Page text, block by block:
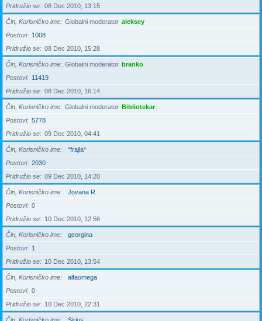
Pridružio se
08 Dec 2010, 13:15
Čin, Korisničko ime Globalni moderator aleksey
Postovi
1008
Pridružio se
08 Dec 2010, 15:28
Čin, Korisničko ime Globalni moderator branko
Postovi
11419
Pridružio se
08 Dec 2010, 16:14
Čin, Korisničko ime Globalni moderator Bibliotekar
Postovi
5778
Pridružio se
09 Dec 2010, 04:41
Čin, Korisničko ime
*frajla*
Postovi
2030
Pridružio se
09 Dec 2010, 14:20
Čin, Korisničko ime
Jovana R
Postovi
0
Pridružio se
10 Dec 2010, 12:56
Čin, Korisničko ime
georgina
Postovi
1
Pridružio se
10 Dec 2010, 13:54
Čin, Korisničko ime
alfaomega
Postovi
0
Pridružio se
10 Dec 2010, 22:31